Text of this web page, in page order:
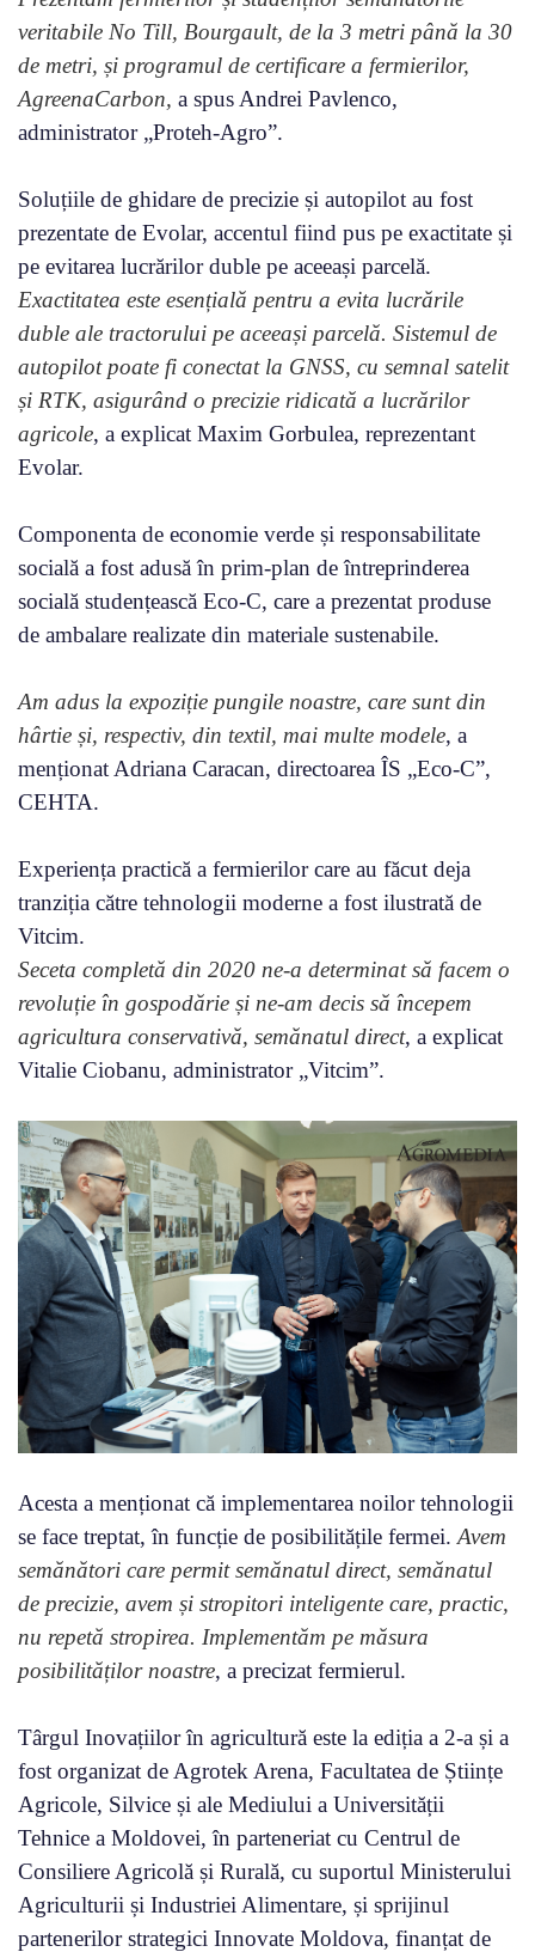
veritabile No Till, Bourgault, de la 3 metri până la 30
de metri, și programul de certificare a fermierilor,
AgreenaCarbon, a spus Andrei Pavlenco,
administrator „Proteh-Agro”.
Soluțiile de ghidare de precizie și autopilot au fost
prezentate de Evolar, accentul fiind pus pe exactitate și
pe evitarea lucrărilor duble pe aceeași parcelă.
Exactitatea este esențială pentru a evita lucrările
duble ale tractorului pe aceeași parcelă. Sistemul de
autopilot poate fi conectat la GNSS, cu semnal satelit
și RTK, asigurând o precizie ridicată a lucrărilor
agricole, a explicat Maxim Gorbulea, reprezentant
Evolar.
Componenta de economie verde și responsabilitate
socială a fost adusă în prim-plan de întreprinderea
socială studențească Eco-C, care a prezentat produse
de ambalare realizate din materiale sustenabile.
Am adus la expoziție pungile noastre, care sunt din
hârtie și, respectiv, din textil, mai multe modele, a
menționat Adriana Caracan, directoarea ÎS „Eco-C”,
CEHTA.
Experiența practică a fermierilor care au făcut deja
tranziția către tehnologii moderne a fost ilustrată de
Vitcim.
Seceta completă din 2020 ne-a determinat să facem o
revoluție în gospodărie și ne-am decis să începem
agricultura conservativă, semănatul direct, a explicat
Vitalie Ciobanu, administrator „Vitcim”.
Acesta a menționat că implementarea noilor tehnologii
se face treptat, în funcție de posibilitățile fermei.Avem
semănători care permit semănatul direct, semănatul
de precizie, avem și stropitori inteligente care, practic,
nu repetă stropirea. Implementăm pe măsura
posibilităților noastre, a precizat fermierul.
Târgul Inovațiilor în agricultură este la ediția a 2-a și a
fost organizat de Agrotek Arena, Facultatea de Științe
Agricole, Silvice și ale Mediului a Universității
Tehnice a Moldovei, în parteneriat cu Centrul de
Consiliere Agricolă și Rurală, cu suportul Ministerului
Agriculturii și Industriei Alimentare, și sprijinul
partenerilor strategici Innovate Moldova, finanțat de